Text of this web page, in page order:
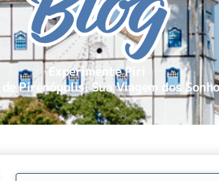
Experimente Piri
Pirenópolis. Sua Viagem dos